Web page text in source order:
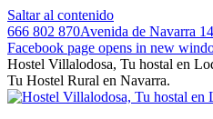
Saltar al contenido
666 802 870Avenida de Navarra
Facebook page opens in new
Hostel Villalodosa, Tu hostal en
Tu Hostel Rural en Navarra.